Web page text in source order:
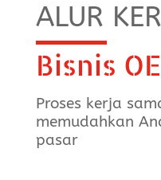
ALUR
Bisnis
Proses kerja
memudahkan
pasar